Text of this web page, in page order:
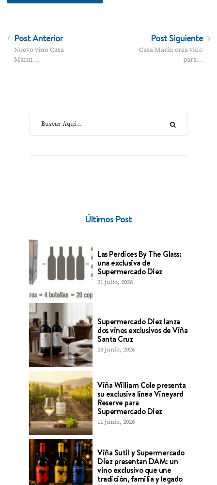
Post Anterior
Nuevo vino Casa
Marin…
Post Siguiente
Casa Marín crea vino
para…
Últimos Post
Las Perdices By The Glass:
una exclusiva de
Supermercado Diez
21 julio, 2026
Supermercado Diez lanza
dos vinos exclusivos de Viña
Santa Cruz
23 junio, 2026
Viña William Cole presenta
su exclusiva línea Vineyard
Reserve para
Supermercado Diez
11 junio, 2026
Viña Sutil y Supermercado
Diez presentan DAM: un
vino exclusivo que une
tradición, familia y legado